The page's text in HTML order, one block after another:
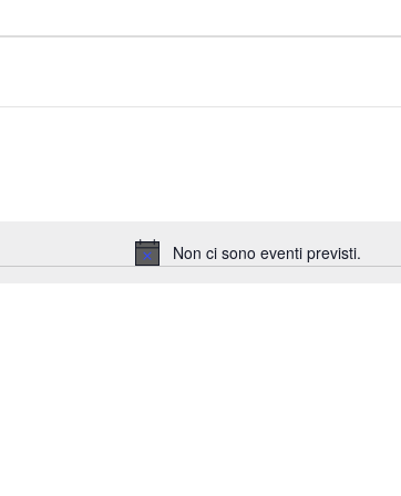
Notice
Non ci sono eventi previsti.